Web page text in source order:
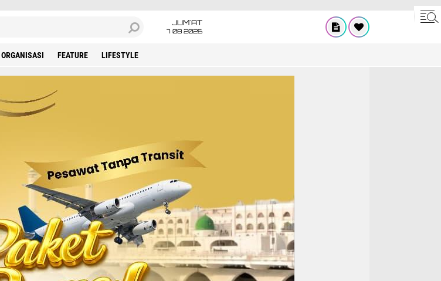
JUM'AT
7 08 2026
ORGANISASI FEATURE LIFESTYLE